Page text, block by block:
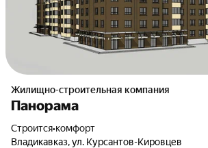
Жилищно-строительная компания
Панорама
Строится•комфорт
Владикавказ, ул. Курсантов-Кировцев